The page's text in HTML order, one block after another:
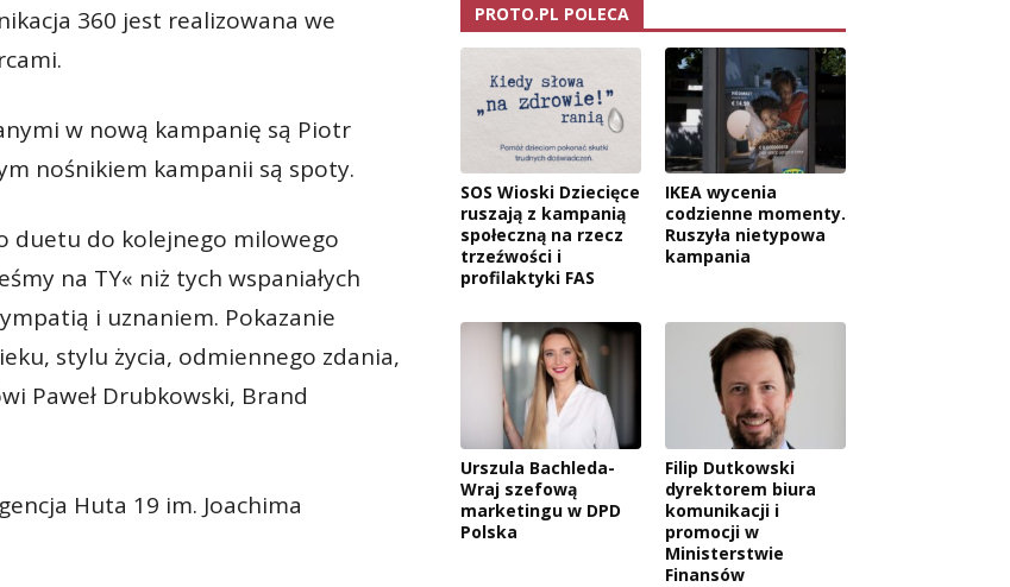
360 jest realizowana we
w nową kampanię są Piotr
nośnikiem kampanii są spoty.
duetu do kolejnego milowego
na TY« niż tych wspaniałych
i uznaniem. Pokazanie
stylu życia, odmiennego zdania,
Paweł Drubkowski, Brand
Huta 19 im. Joachima
PROTO.PL POLECA
SOS Wioski Dziecięce
ruszają z kampanią
społeczną na rzecz
trzeźwości i
profilaktyki FAS
IKEA wycenia
codzienne momenty.
Ruszyła nietypowa
kampania
Urszula Bachleda-
Wraj szefową
marketingu w DPD
Polska
Filip Dutkowski
dyrektorem biura
komunikacji i
promocji w
Ministerstwie
Finansów